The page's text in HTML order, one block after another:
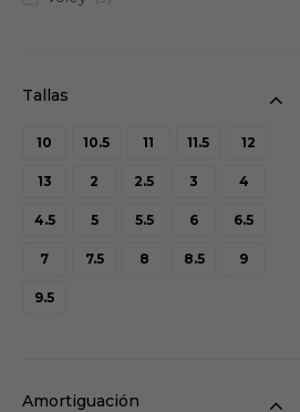
10 10.5 11 11.5 12
13 2 2.5 3 4
4.5 5 5.5 6 6.5
7 7.5 8 8.5 9
9.5
Amortiguación